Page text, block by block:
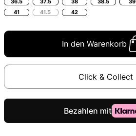
36.5 37.5 38 38.5 39
41
41.5 42
In den Warenkorb
Click & Collect